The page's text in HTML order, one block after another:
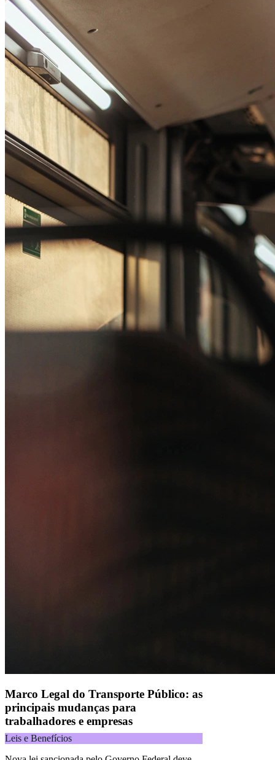
Marco Legal do Transporte Público: as
principais mudanças para
trabalhadores e empresas
Leis e Benefícios
Passo 1/2
Institucional
Canal de Ética
Código Corporativo de Conduta Ética
Educação Financeira